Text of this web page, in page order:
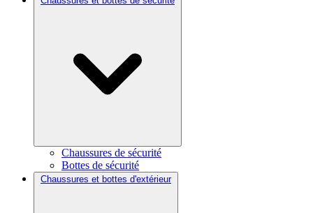
Chaussures de sécurité
Bottes de sécurité
Chaussures et bottes d'extérieur